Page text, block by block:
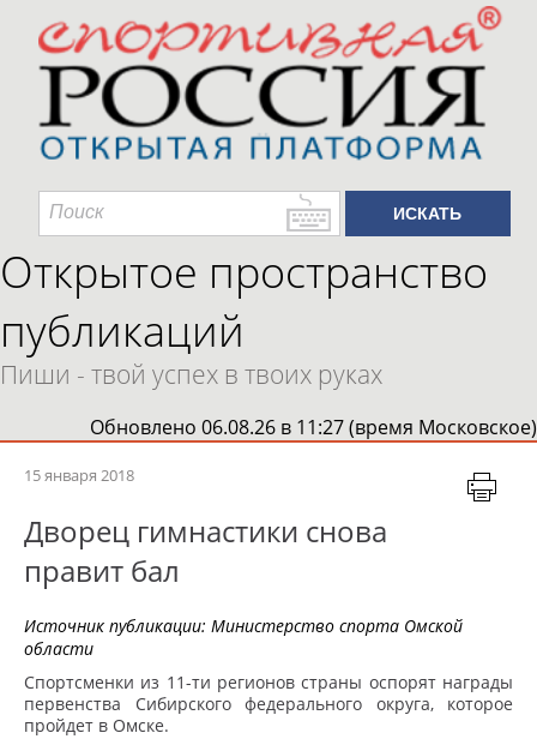
Открытое пространство
публикаций
Пиши - твой успех в твоих руках
Обновлено 06.08.26 в 11:27 (время Московское)
15 января 2018
Дворец гимнастики снова
правит бал
Источник публикации: Министерство спорта Омской
области
Спортсменки из 11-ти регионов страны оспорят награды
первенства Сибирского федерального округа, которое
пройдет в Омске.